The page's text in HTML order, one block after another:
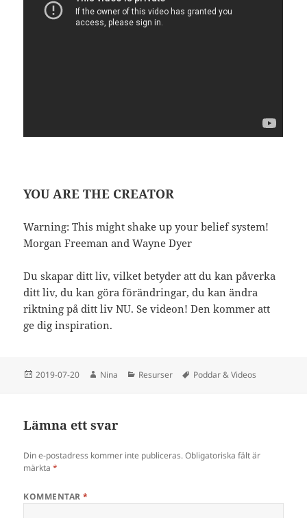
YOU ARE THE CREATOR
Warning: This might shake up your belief system!
Morgan Freeman and Wayne Dyer
Du skapar ditt liv, vilket betyder att du kan påverka
ditt liv, du kan göra förändringar, du kan ändra
riktning på ditt liv NU. Se videon! Den kommer att
ge dig inspiration.
Postat
2019-07-20 Författare
Nina Kategorier
Resurser Taggar
Poddar & Videos
Lämna ett svar
Din e-postadress kommer inte publiceras. Obligatoriska fält är
märkta*
KOMMENTAR*